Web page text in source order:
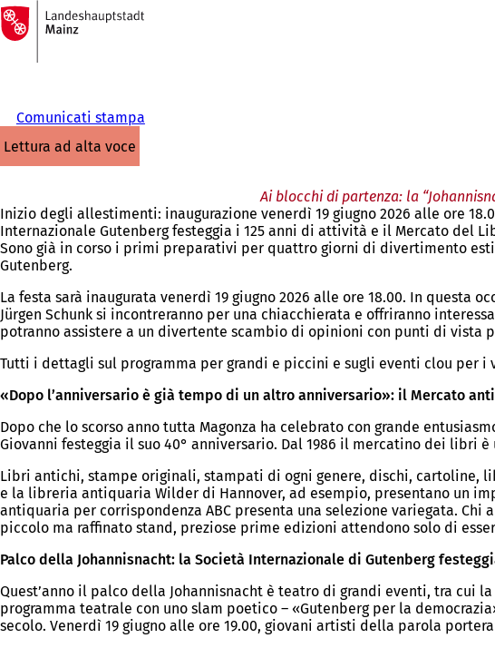
Vai al contenuto
Alla
pagina
iniziale
Comunicati stampa
lettura ad alta voce
Ai blocchi di partenza: la
Inizio degli allestimenti: inaugurazione venerdì 19 giugno 2026 alle ore
Internazionale Gutenberg festeggia i 125 anni di attività e il Mercato del
Sono già in corso i primi preparativi per quattro giorni di divertimento
Gutenberg.
La festa sarà inaugurata venerdì 19 giugno 2026 alle ore 18.00. In questa
Jürgen Schunk si incontreranno per una chiacchierata e offriranno
potranno assistere a un divertente scambio di opinioni con punti di vista
Tutti i dettagli sul programma per grandi e piccini e sugli eventi clou per
«Dopo l’anniversario è già tempo di un altro anniversario»: il Mercato
Dopo che lo scorso anno tutta Magonza ha celebrato con grande
Giovanni festeggia il suo 40° anniversario. Dal 1986 il mercatino dei libri
Libri antichi, stampe originali, stampati di ogni genere, dischi, cartoline,
e la libreria antiquaria Wilder di Hannover, ad esempio, presentano un
antiquaria per corrispondenza ABC presenta una selezione variegata.
piccolo ma raffinato stand, preziose prime edizioni attendono solo di
Palco della Johannisnacht: la Società Internazionale di Gutenberg
Quest’anno il palco della Johannisnacht è teatro di grandi eventi, tra cui
programma teatrale con uno slam poetico – «Gutenberg per la
secolo. Venerdì 19 giugno alle ore 19.00, giovani artisti della parola